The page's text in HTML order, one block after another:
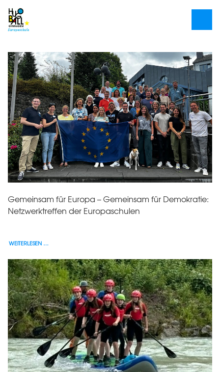
Gemeinsam für Europa – Gemeinsam für Demokratie:
Netzwerktreffen der Europaschulen
WEITERLESEN …